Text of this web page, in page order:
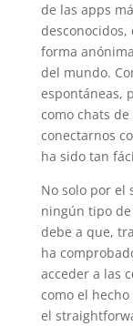
de las apps
forma
del mundo.
espontáneas,
como chats
conectarnos
ha sido tan
No solo por el
ningún tipo
debe a que,
ha
acceder a las
como el
el